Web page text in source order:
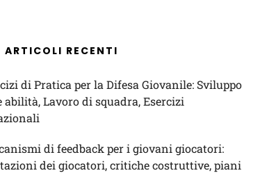
ARTICOLI RECENTI
di Pratica per la Difesa Giovanile: Sviluppo
abilità, Lavoro di squadra, Esercizi
di feedback per i giovani giocatori:
dei giocatori, critiche costruttive, piani